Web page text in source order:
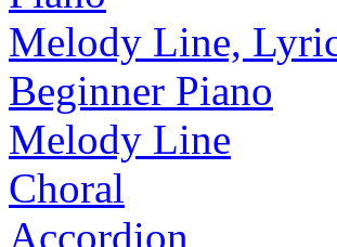
Melody Line,
Beginner Piano
Melody Line
Choral
Accordion